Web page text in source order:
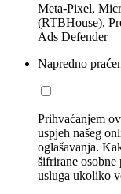
Meta-Pixel,
(RTBHouse),
Ads Defender
Napredno
Prihvaćanjem
uspjeh našeg
oglašavanja.
šifrirane osobne
usluga ukoliko